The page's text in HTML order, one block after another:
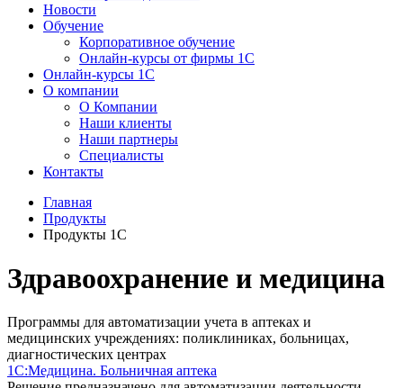
Новости
Обучение
Корпоративное обучение
Онлайн-курсы от фирмы 1С
Онлайн-курсы 1С
О компании
О Компании
Наши клиенты
Наши партнеры
Специалисты
Контакты
Главная
Продукты
Продукты 1С
Здравоохранение и медицина
Программы для автоматизации учета в аптеках и
медицинских учреждениях: поликлиниках, больницах,
диагностических центрах
1С:Медицина. Больничная аптека